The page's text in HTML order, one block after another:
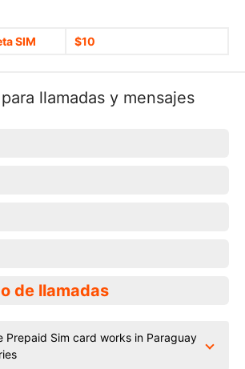
SIM $10
llamadas y mensajes
de llamadas
Prepaid Sim card works in Paraguay